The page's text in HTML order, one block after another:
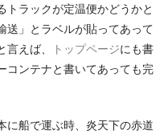
トラックが定温便かどうかと
送」とラベルが貼ってあって
えば、
トップページにも書
コンテナと書いてあっても完
に船で運ぶ時、炎天下の赤道